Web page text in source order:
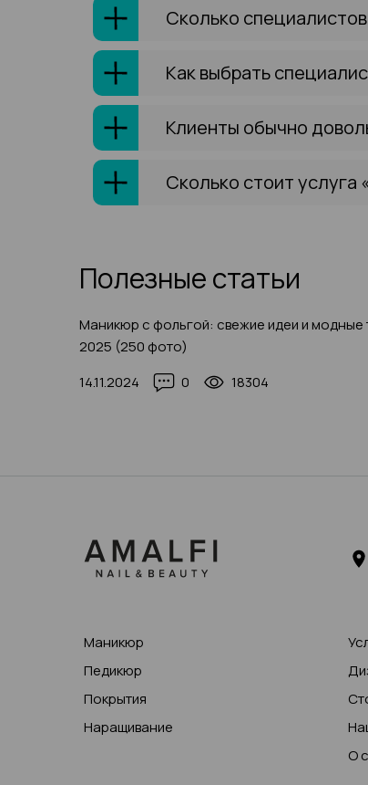
Сколько
Как выбрать
Клиенты обычно
Сколько стоит услуга
Полезные статьи
Маникюр с фольгой: свежие идеи и модные
2025 (250 фото)
14.11.2024
0 18304
Маникюр
Педикюр
Покрытия
Наращивание
О